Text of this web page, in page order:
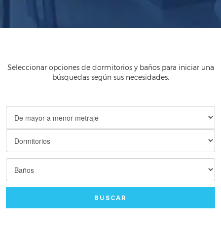
Seleccionar opciones de dormitorios y baños para iniciar una
búsquedas según sus necesidades.
BUSCAR